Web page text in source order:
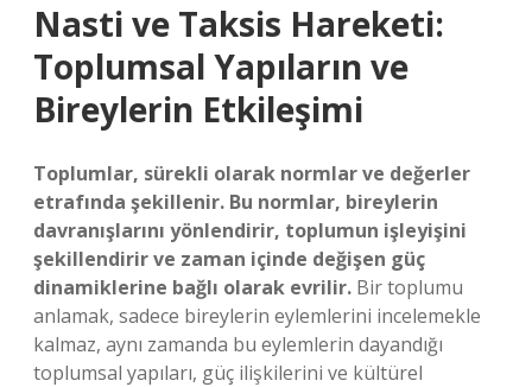
Nasti ve Taksis Hareketi:
Toplumsal Yapıların ve
Bireylerin Etkileşimi
Toplumlar, sürekli olarak normlar ve değerler
etrafında şekillenir. Bu normlar, bireylerin
davranışlarını yönlendirir, toplumun işleyişini
şekillendirir ve zaman içinde değişen güç
dinamiklerine bağlı olarak evrilir. Bir toplumu
anlamak, sadece bireylerin eylemlerini incelemekle
kalmaz, aynı zamanda bu eylemlerin dayandığı
toplumsal yapıları, güç ilişkilerini ve kültürel